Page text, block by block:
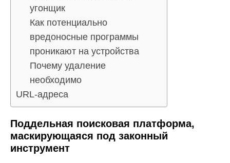
угонщик
Как потенциально
вредоносные программы
проникают на устройства
Почему удаление
необходимо
URL-адреса
Поддельная поисковая платформа,
маскирующаяся под законный
инструмент